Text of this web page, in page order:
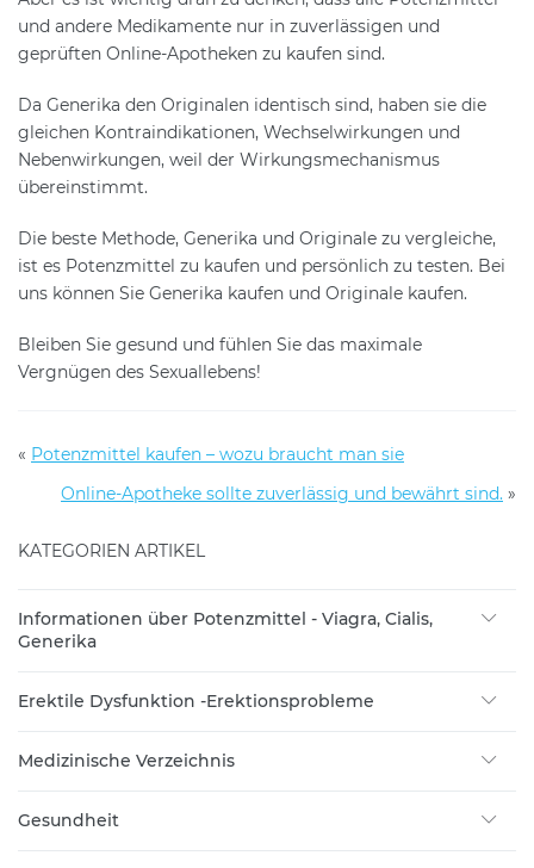
und andere Medikamente nur in zuverlässigen und
geprüften Online-Apotheken zu kaufen sind.
Da Generika den Originalen identisch sind, haben sie die
gleichen Kontraindikationen, Wechselwirkungen und
Nebenwirkungen, weil der Wirkungsmechanismus
übereinstimmt.
Die beste Methode, Generika und Originale zu vergleiche,
ist es Potenzmittel zu kaufen und persönlich zu testen. Bei
uns können Sie Generika kaufen und Originale kaufen.
Bleiben Sie gesund und fühlen Sie das maximale
Vergnügen des Sexuallebens!
« Potenzmittel kaufen – wozu braucht man sie
Online-Apotheke sollte zuverlässig und bewährt sind. »
KATEGORIEN ARTIKEL
Informationen über Potenzmittel - Viagra, Cialis,
Generika
Erektile Dysfunktion -Erektionsprobleme
Medizinische Verzeichnis
Gesundheit